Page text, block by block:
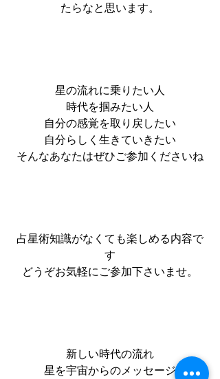
たらなと思います。
星の流れに乗りたい人
時代を掴みたい人
自分の感覚を取り戻したい
自分らしく生きていきたい
そんなあなたはぜひご参加くださいね
占星術知識がなくても楽しめる内容で
す
どうぞお気軽にご参加下さいませ。
新しい時代の流れ
星を宇宙からのメッセージ